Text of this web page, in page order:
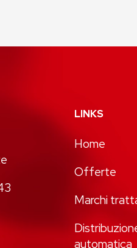
LINKS
Home
Offerte
Marchi
automatica